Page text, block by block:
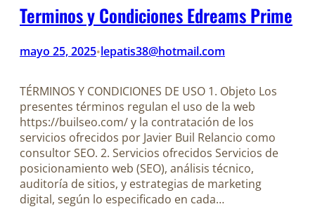
Terminos y Condiciones Edreams Prime
mayo 25, 2025•lepatis38@hotmail.com
TÉRMINOS Y CONDICIONES DE USO 1. Objeto Los
presentes términos regulan el uso de la web
https://builseo.com/ y la contratación de los
servicios ofrecidos por Javier Buil Relancio como
consultor SEO. 2. Servicios ofrecidos Servicios de
posicionamiento web (SEO), análisis técnico,
auditoría de sitios, y estrategias de marketing
digital, según lo especificado en cada…